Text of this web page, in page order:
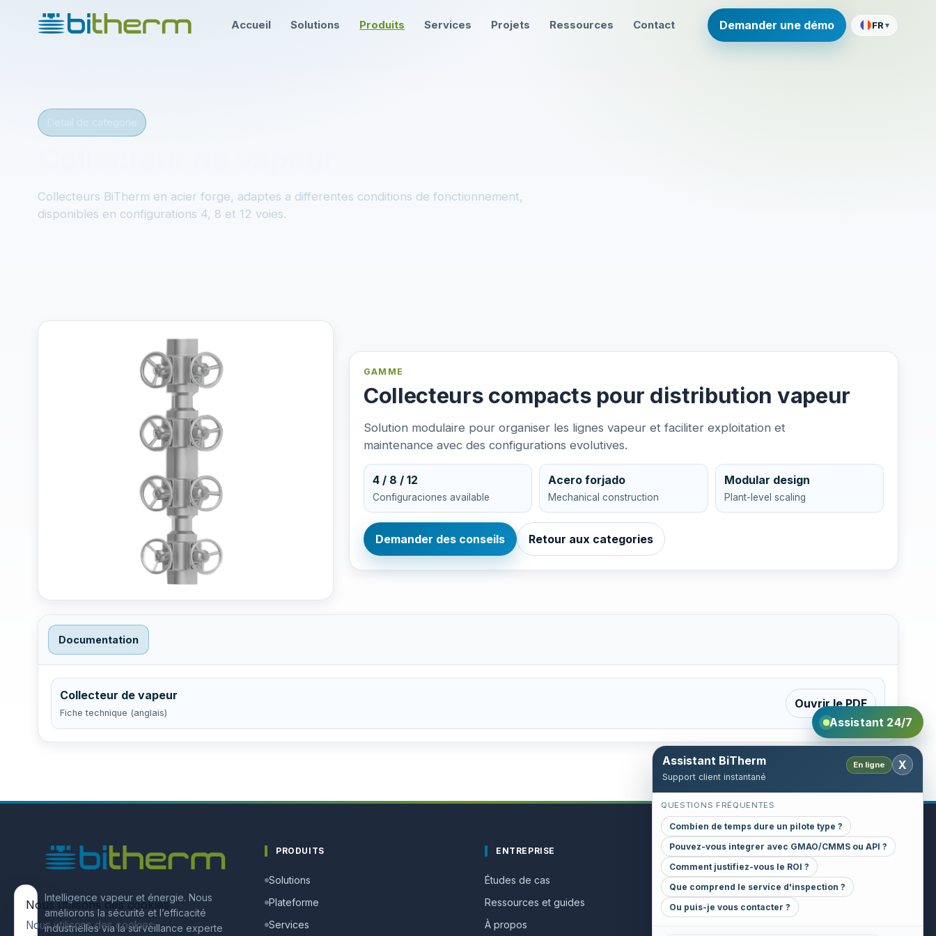
Accueil Solutions Produits Services Projets Ressources Contact Demander une démo FR ▾
Collecteurs BiTherm en acier forge, adaptes a differentes conditions de fonctionnement,
disponibles en configurations 4, 8 et 12 voies.
GAMME
Collecteurs compacts pour distribution vapeur
Solution modulaire pour organiser les lignes vapeur et faciliter exploitation et
maintenance avec des configurations evolutives.
4 / 8 / 12
Configuraciones available
Acero forjado
Mechanical construction
Modular design
Plant-level scaling
Demander des conseils Retour aux categories
Documentation
Collecteur de vapeur
Fiche technique (anglais)
Ouvrir le PDF
Intelligence vapeur et énergie. Nous
améliorons la sécurité et l’efficacité
industrielles via la surveillance experte
PRODUITS
Solutions
Plateforme
Services
ENTREPRISE
Études de cas
Ressources et guides
À propos
CONTACT
INFORMATIONS GENERALES
gestion@bitherm.com
SIÈGE
Calle de Ulises, 89, Bitherm Building,
Assistant 24/7
Assistant BiTherm
Support client instantané
En ligne X
QUESTIONS FRÉQUENTES
Combien de temps dure un pilote type ?
Pouvez-vous integrer avec GMAO/CMMS ou API ?
Comment justifiez-vous le ROI ?
Que comprend le service d'inspection ?
Ou puis-je vous contacter ?
Nous utilisons des cookies
Nous utilisons des cookies